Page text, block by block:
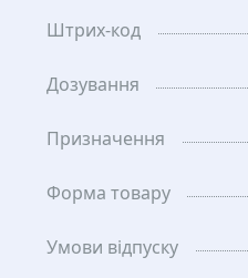
Штрих-код
Дозування
Призначення
Форма товару
Умови відпуску